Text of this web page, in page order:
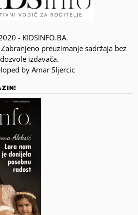
- KIDSINFO.BA.
preuzimanje sadržaja bez
dozvole izdavača.
by Amar SIjercic